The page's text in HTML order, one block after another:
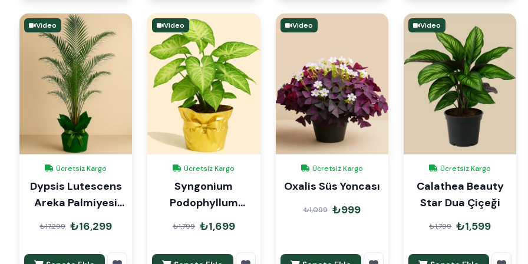
Video
Ücretsiz Kargo
Dypsis Lutescens
Areka Palmiyesi
220 cm Hediye
Paketli
₺17,299 ₺16,299
Video
Ücretsiz Kargo
Syngonium
Podophyllum
Hediye Paketli
₺1,799 ₺1,699
Video
Ücretsiz Kargo
Oxalis Süs Yoncası
₺1,099 ₺999
Video
Ücretsiz Kargo
Calathea Beauty
Star Dua Çiçeği
₺1,799 ₺1,599